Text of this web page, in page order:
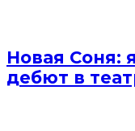
Новая Соня:
дебют в